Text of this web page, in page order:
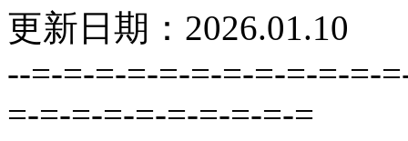
更新日期：2026.01.10
--=-=-=-=-=-=-=-=-=-=-=-
=-=-=-=-=-=-=-=-=-=